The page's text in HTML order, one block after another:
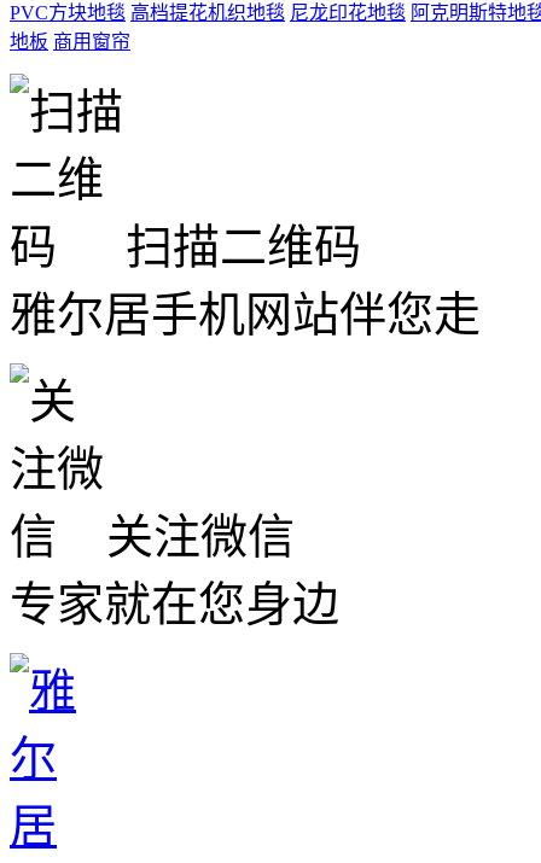
PVC方块地毯 高档提花机织地毯 尼龙印花地毯 阿克明斯特地
地板 商用窗帘
扫描二维码
雅尔居手机网站伴您走
关注微信
专家就在您身边